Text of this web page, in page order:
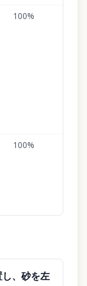
100%
100%
、砂を左